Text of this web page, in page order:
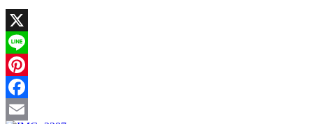
X
Line
Pinterest
Facebook